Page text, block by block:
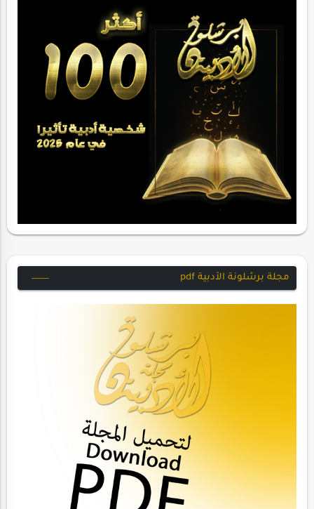
مجلة برشلونة الأدبية pdf